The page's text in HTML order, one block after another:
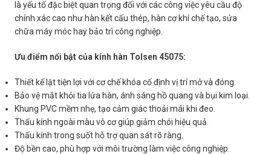
là yếu tố đặc biệt quan trọng đối với các công việc yêu cầu độ
chính xác cao như hàn kết cấu thép, hàn cơ khí chế tạo, sửa
chữa máy móc hay bảo trì công nghiệp.
Ưu điểm nổi bật của kính hàn Tolsen 45075:
Thiết kế lật tiện lợi với cơ chế khóa cố định vị trí mở và đóng.
Bảo vệ mắt khỏi tia lửa hàn, ánh sáng hồ quang và bụi kim loại.
Khung PVC mềm nhẹ, tạo cảm giác thoải mái khi đeo.
Thấu kính ngoài màu vô cơ giúp giảm chói hiệu quả.
Thấu kính trong suốt hỗ trợ quan sát rõ ràng.
Độ bền cao, phù hợp với môi trường làm việc công nghiệp.